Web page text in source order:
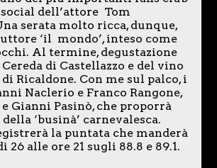
dell’attore Tom
serata molto ricca, dunque,
‘il mondo’, inteso come
Al termine, degustazione
di Castellazzo e del vino
Ricaldone. Con me sul palco, i
Naclerio e Franco Rangone,
e Gianni Pasinò, che proporrà
‘businà’ carnevalesca.
la puntata che manderà
26 alle ore 21 sugli 88.8 e 89.1.